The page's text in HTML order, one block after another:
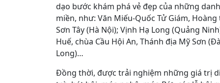
dạo bước khám phá vẻ đẹp của những
miền, như: Văn Miếu-Quốc Tử Giám,
Sơn Tây (Hà Nội); Vịnh Hạ Long (Quảng
Huế, chùa Cầu Hội An, Thánh địa Mỹ Sơn
Long)…
Đồng thời, được trải nghiệm những giá trị